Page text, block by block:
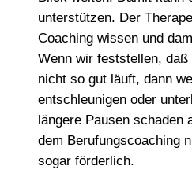
unterstützen. Der
Coaching wissen und
Wenn wir feststellen,
nicht so gut läuft, dann
entschleunigen oder
längere Pausen schaden
dem Berufungscoaching
sogar förderlich.